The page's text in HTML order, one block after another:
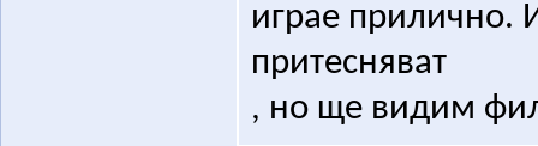
играе прилично.
притесняват
, но ще видим